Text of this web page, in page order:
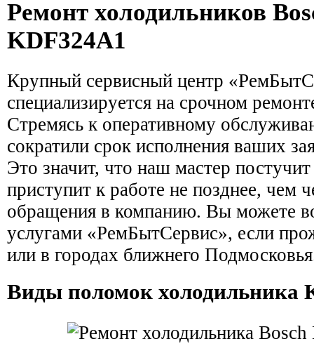
Ремонт холодильников
KDF324A1
Крупный сервисный центр
специализируется на срочном
Стремясь к оперативному
сократили срок исполнения ваших
Это значит, что наш мастер
приступит к работе не позднее, чем
обращения в компанию. Вы можете
услугами «РемБытСервис», если
или в городах ближнего
Виды поломок холодильника